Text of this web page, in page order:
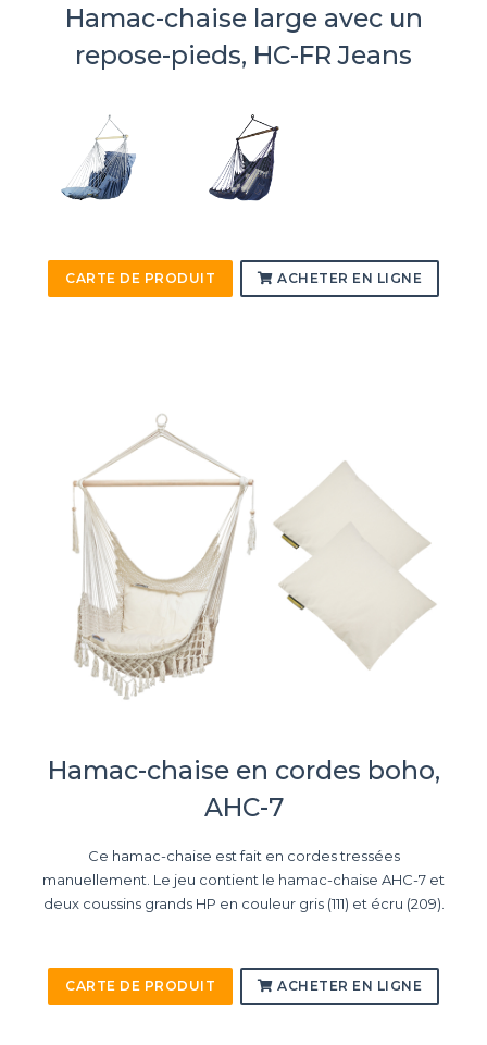
Hamac-chaise large avec un
repose-pieds, HC-FR Jeans
CARTE DE PRODUIT ACHETER EN LIGNE
Hamac-chaise en cordes boho,
AHC-7
Ce hamac-chaise est fait en cordes tressées
manuellement. Le jeu contient le hamac-chaise AHC-7 et
deux coussins grands HP en couleur gris (111) et écru (209).
CARTE DE PRODUIT ACHETER EN LIGNE